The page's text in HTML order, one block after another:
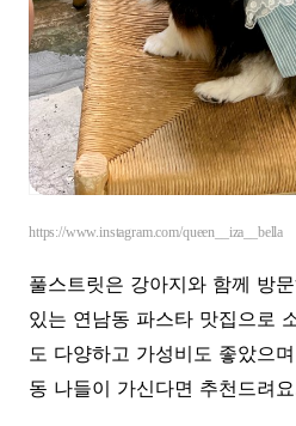
https://www.instagram.com/queen__iza__bella
풀스트릿은 강아지와 함께 방
있는 연남동 파스타 맛집으로
도 다양하고 가성비도 좋았으
동 나들이 가신다면 추천드려